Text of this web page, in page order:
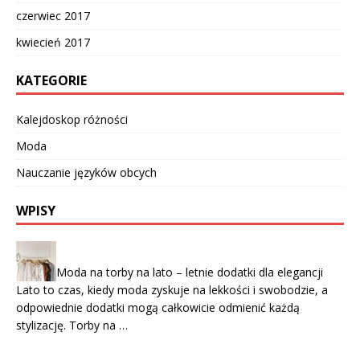
czerwiec 2017
kwiecień 2017
KATEGORIE
Kalejdoskop różności
Moda
Nauczanie języków obcych
WPISY
Moda na torby na lato – letnie dodatki dla elegancji
Lato to czas, kiedy moda zyskuje na lekkości i swobodzie, a
odpowiednie dodatki mogą całkowicie odmienić każdą
stylizację. Torby na …